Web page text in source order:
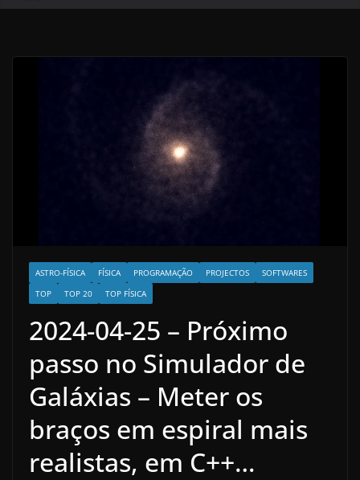
ASTRO-FÍSICA FÍSICA PROGRAMAÇÃO PROJECTOS
SOFTWARES
TOP
TOP 20 TOP FÍSICA
2024-04-25 – Próximo
passo no Simulador de
Galáxias – Meter os
braços em espiral mais
realistas, em C++…